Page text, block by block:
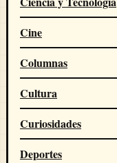
Cine
Columnas
Cultura
Curiosidades
Deportes